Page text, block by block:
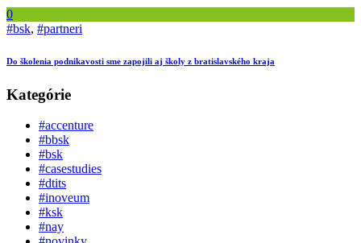
0
#bsk, #partneri
Do školenia podnikavosti sme zapojili aj školy z bratislavského kraja
Kategórie
#accenture
#bbsk
#bsk
#casestudies
#dtits
#inoveum
#ksk
#nay